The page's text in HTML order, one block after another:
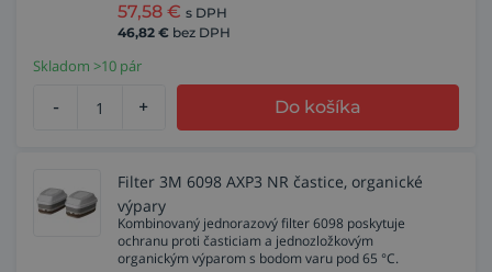
57,58 € s DPH
46,82 € bez DPH
Skladom >10 pár
- + Do košíka
Filter 3M 6098 AXP3 NR častice, organické
výpary
Kombinovaný jednorazový filter 6098 poskytuje
ochranu proti časticiam a jednozložkovým
organickým výparom s bodom varu pod 65 °C.